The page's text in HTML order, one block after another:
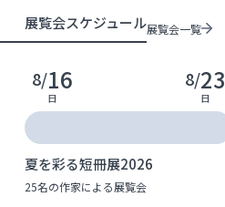
展覧会スケジュール展覧会一覧
8/16
日
8/23
日
夏を彩る短冊展2026
25名の作家による展覧会